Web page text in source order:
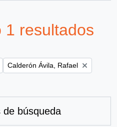
1 resultados
Remove filter:
Calderón Ávila, Rafael
de búsqueda